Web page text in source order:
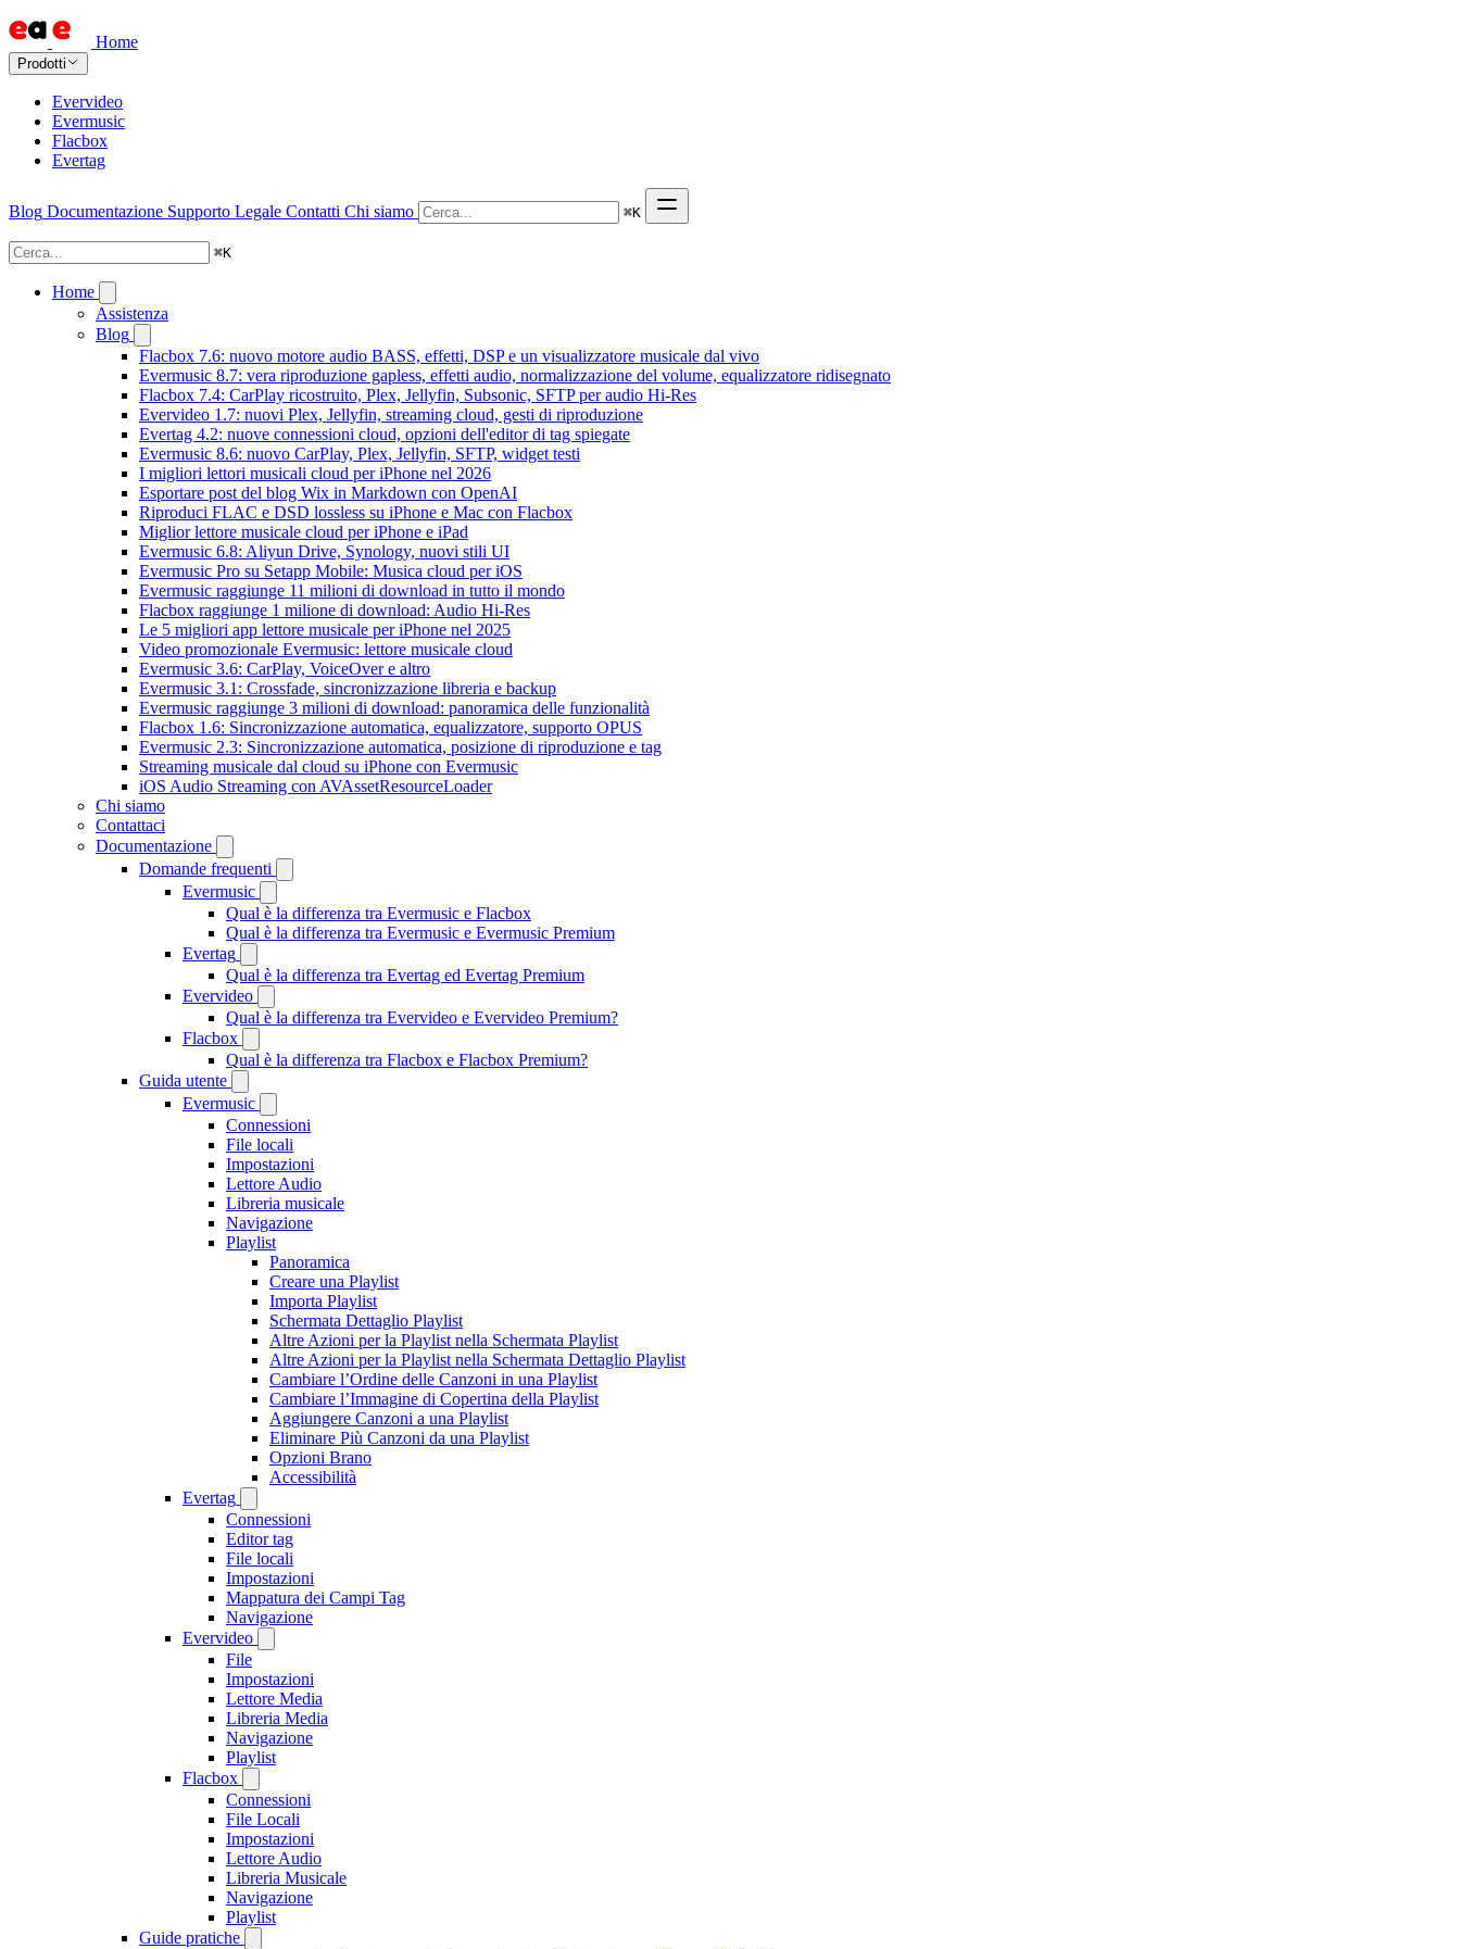
Home
Prodotti
Evervideo
Evermusic
Flacbox
Evertag
Blog Documentazione Supporto Legale Contatti Chi siamo ⌘K
⌘K
Home
Assistenza
Blog
Flacbox 7.6: nuovo motore audio BASS, effetti, DSP e un visualizzatore musicale dal vivo
Evermusic 8.7: vera riproduzione gapless, effetti audio, normalizzazione del volume, equalizzatore ridisegnato
Flacbox 7.4: CarPlay ricostruito, Plex, Jellyfin, Subsonic, SFTP per audio Hi-Res
Evervideo 1.7: nuovi Plex, Jellyfin, streaming cloud, gesti di riproduzione
Evertag 4.2: nuove connessioni cloud, opzioni dell'editor di tag spiegate
Evermusic 8.6: nuovo CarPlay, Plex, Jellyfin, SFTP, widget testi
I migliori lettori musicali cloud per iPhone nel 2026
Esportare post del blog Wix in Markdown con OpenAI
Riproduci FLAC e DSD lossless su iPhone e Mac con Flacbox
Miglior lettore musicale cloud per iPhone e iPad
Evermusic 6.8: Aliyun Drive, Synology, nuovi stili UI
Evermusic Pro su Setapp Mobile: Musica cloud per iOS
Evermusic raggiunge 11 milioni di download in tutto il mondo
Flacbox raggiunge 1 milione di download: Audio Hi-Res
Le 5 migliori app lettore musicale per iPhone nel 2025
Video promozionale Evermusic: lettore musicale cloud
Evermusic 3.6: CarPlay, VoiceOver e altro
Evermusic 3.1: Crossfade, sincronizzazione libreria e backup
Evermusic raggiunge 3 milioni di download: panoramica delle funzionalità
Flacbox 1.6: Sincronizzazione automatica, equalizzatore, supporto OPUS
Evermusic 2.3: Sincronizzazione automatica, posizione di riproduzione e tag
Streaming musicale dal cloud su iPhone con Evermusic
iOS Audio Streaming con AVAssetResourceLoader
Chi siamo
Contattaci
Documentazione
Domande frequenti
Evermusic
Qual è la differenza tra Evermusic e Flacbox
Qual è la differenza tra Evermusic e Evermusic Premium
Evertag
Qual è la differenza tra Evertag ed Evertag Premium
Evervideo
Qual è la differenza tra Evervideo e Evervideo Premium?
Flacbox
Qual è la differenza tra Flacbox e Flacbox Premium?
Guida utente
Evermusic
Connessioni
File locali
Impostazioni
Lettore Audio
Libreria musicale
Navigazione
Playlist
Panoramica
Creare una Playlist
Importa Playlist
Schermata Dettaglio Playlist
Altre Azioni per la Playlist nella Schermata Playlist
Altre Azioni per la Playlist nella Schermata Dettaglio Playlist
Cambiare l’Ordine delle Canzoni in una Playlist
Cambiare l’Immagine di Copertina della Playlist
Aggiungere Canzoni a una Playlist
Eliminare Più Canzoni da una Playlist
Opzioni Brano
Accessibilità
Evertag
Connessioni
Editor tag
File locali
Impostazioni
Mappatura dei Campi Tag
Navigazione
Evervideo
File
Impostazioni
Lettore Media
Libreria Media
Navigazione
Playlist
Flacbox
Connessioni
File Locali
Impostazioni
Lettore Audio
Libreria Musicale
Navigazione
Playlist
Guide pratiche